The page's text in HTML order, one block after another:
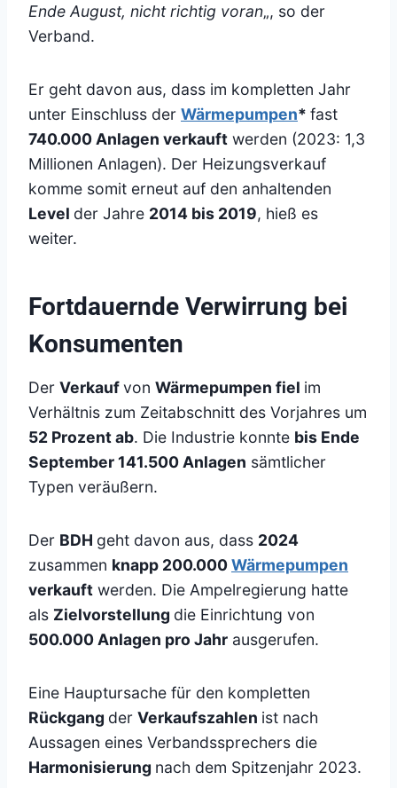
Ende August, nicht richtig voran„, so der
Verband.
Er geht davon aus, dass im kompletten Jahr
unter Einschluss der Wärmepumpen* fast
740.000 Anlagen verkauft werden (2023: 1,3
Millionen Anlagen). Der Heizungsverkauf
komme somit erneut auf den anhaltenden
Level der Jahre 2014 bis 2019, hieß es
weiter.
Fortdauernde Verwirrung bei
Konsumenten
Der Verkaufvon Wärmepumpen fiel im
Verhältnis zum Zeitabschnitt des Vorjahres um
52 Prozent ab. Die Industrie konnte bis Ende
September 141.500 Anlagen sämtlicher
Typen veräußern.
Der BDH geht davon aus, dass 2024
zusammen knapp 200.000Wärmepumpen
verkauft werden. Die Ampelregierung hatte
als Zielvorstellung die Einrichtung von
500.000 Anlagen pro Jahr ausgerufen.
Eine Hauptursache für den kompletten
Rückgang der Verkaufszahlen ist nach
Aussagen eines Verbandssprechers die
Harmonisierung nach dem Spitzenjahr 2023.